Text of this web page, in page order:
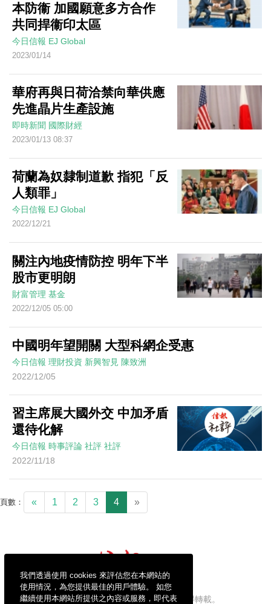
我們透過使用 cookies 來評估您在本網站的
使用情況，為您提供最佳的用戶體驗。 如您
繼續使用本網站所提供之內容或服務，即代表
本防衞 加國願意多方合作
共同捍衞印太區
今日信報 EJ Global
2023/01/14
華府再與日荷洽禁向華供應
先進晶片生產設施
即時新聞 國際財經
2023/01/13 08:37
荷蘭為奴隸制道歉 指犯「反
人類罪」
今日信報 EJ Global
2022/12/21
關注內地疫情防控 明年下半
股市更明朗
財富管理 基金
2022/12/05 05:00
中國明年望開關 大型科網企受惠
今日信報 理財投資 新興智見 陳致洲
2022/12/05
習主席展大國外交 中加矛盾
還待化解
今日信報 時事評論 社評 社評
2022/11/18
頁數： « 1 2 3 4 »
信報財經新聞有限公司版權所有，不得轉載。